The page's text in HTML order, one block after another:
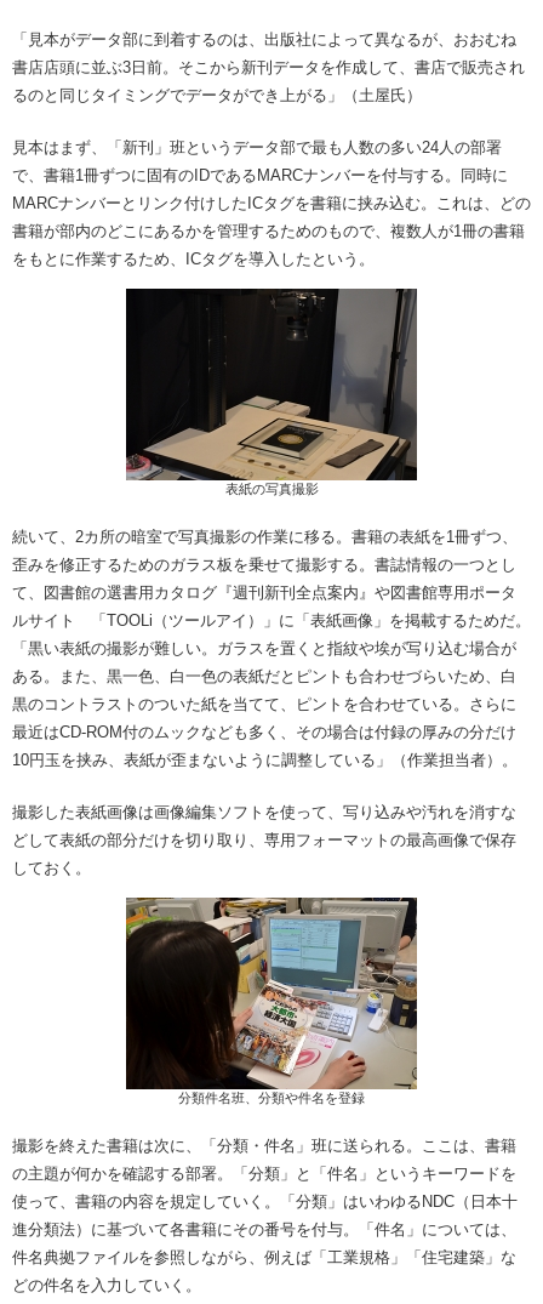
「見本がデータ部に到着するのは、出版社によって異なるが、おおむね
書店店頭に並ぶ3日前。そこから新刊データを作成して、書店で販売され
るのと同じタイミングでデータができ上がる」（土屋氏）
見本はまず、「新刊」班というデータ部で最も人数の多い24人の部署
で、書籍1冊ずつに固有のIDであるMARCナンバーを付与する。同時に
MARCナンバーとリンク付けしたICタグを書籍に挟み込む。これは、どの
書籍が部内のどこにあるかを管理するためのもので、複数人が1冊の書籍
をもとに作業するため、ICタグを導入したという。
表紙の写真撮影
続いて、2カ所の暗室で写真撮影の作業に移る。書籍の表紙を1冊ずつ、
歪みを修正するためのガラス板を乗せて撮影する。書誌情報の一つとし
て、図書館の選書用カタログ『週刊新刊全点案内』や図書館専用ポータ
ルサイト 「TOOLi（ツールアイ）」に「表紙画像」を掲載するためだ。
「黒い表紙の撮影が難しい。ガラスを置くと指紋や埃が写り込む場合が
ある。また、黒一色、白一色の表紙だとピントも合わせづらいため、白
黒のコントラストのついた紙を当てて、ピントを合わせている。さらに
最近はCD-ROM付のムックなども多く、その場合は付録の厚みの分だけ
10円玉を挟み、表紙が歪まないように調整している」（作業担当者）。
撮影した表紙画像は画像編集ソフトを使って、写り込みや汚れを消すな
どして表紙の部分だけを切り取り、専用フォーマットの最高画像で保存
しておく。
分類件名班、分類や件名を登録
撮影を終えた書籍は次に、「分類・件名」班に送られる。ここは、書籍
の主題が何かを確認する部署。「分類」と「件名」というキーワードを
使って、書籍の内容を規定していく。「分類」はいわゆるNDC（日本十
進分類法）に基づいて各書籍にその番号を付与。「件名」については、
件名典拠ファイルを参照しながら、例えば「工業規格」「住宅建築」な
どの件名を入力していく。